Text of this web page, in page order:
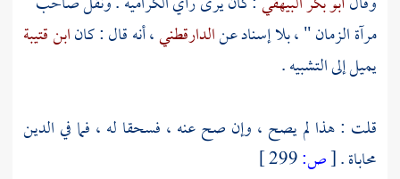
مرآة الزمان " ، بلا إسناد عنالدارقطني، أنه قال : كانابن قتيبة
يميل إلى التشبيه .
قلت : هذا لم يصح ، وإن صح عنه ، فسحقا له ، فما في الدين
محاباة .[ص: